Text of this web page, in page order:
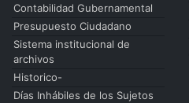
Contabilidad Gubernamental
Presupuesto Ciudadano
Sistema institucional de
archivos
Historico-
Días Inhábiles de los Sujetos